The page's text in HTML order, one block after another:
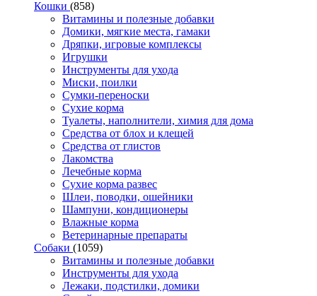
Кошки (858)
Витамины и полезные добавки
Домики, мягкие места, гамаки
Дряпки, игровые комплексы
Игрушки
Инструменты для ухода
Миски, поилки
Сумки-переноски
Сухие корма
Туалеты, наполнители, химия для дома
Средства от блох и клещей
Средства от глистов
Лакомства
Лечебные корма
Сухие корма развес
Шлеи, поводки, ошейники
Шампуни, кондиционеры
Влажные корма
Ветеринарные препараты
Собаки (1059)
Витамины и полезные добавки
Инструменты для ухода
Лежаки, подстилки, домики